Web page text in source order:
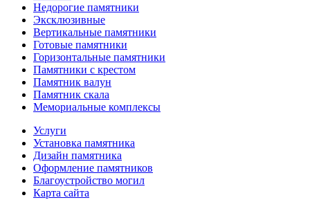
Недорогие памятники
Эксклюзивные
Вертикальные памятники
Готовые памятники
Горизонтальные памятники
Памятники с крестом
Памятник валун
Памятник скала
Мемориальные комплексы
Услуги
Установка памятника
Дизайн памятника
Оформление памятников
Благоустройство могил
Карта сайта